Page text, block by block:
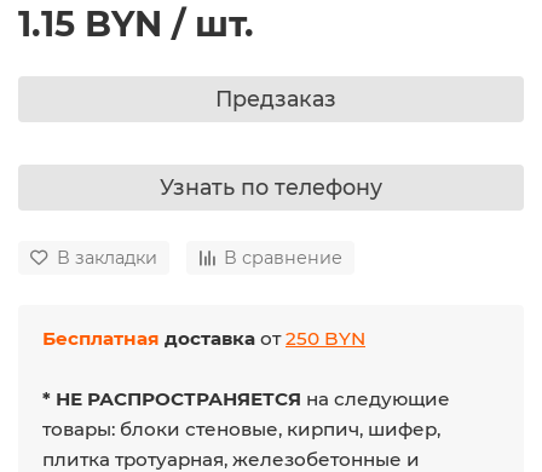
1.15 BYN / шт.
Предзаказ
Узнать по телефону
В закладки В сравнение
Бесплатная доставка от250 BYN
* НЕ РАСПРОСТРАНЯЕТСЯ на следующие
товары: блоки стеновые, кирпич, шифер,
плитка тротуарная, железобетонные и